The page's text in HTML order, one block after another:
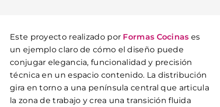
Este proyecto realizado por Formas Cocinas es
un ejemplo claro de cómo el diseño puede
conjugar elegancia, funcionalidad y precisión
técnica en un espacio contenido. La distribución
gira en torno a una península central que articula
la zona de trabajo y crea una transición fluida